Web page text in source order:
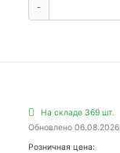
-
На складе 369 шт.
Обновлено 06.08.2026
Розничная цена: